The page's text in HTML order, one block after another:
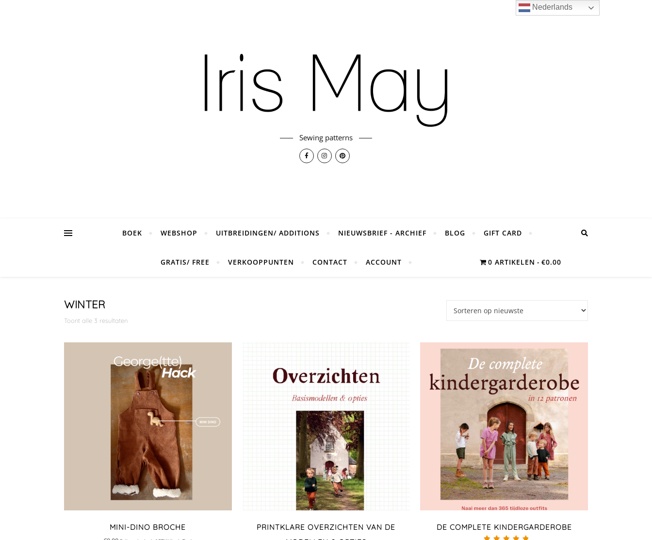
Sewing patterns
BOEK WEBSHOP UITBREIDINGEN/ ADDITIONS NIEUWSBRIEF - ARCHIEF BLOG GIFT CARD
GRATIS/ FREE VERKOOPPUNTEN CONTACT ACCOUNT 0 ARTIKELEN €0.00
WINTER
Toont alle 3 resultaten
MINI-DINO BROCHE
PRINTKLARE OVERZICHTEN VAN DE
DE COMPLETE KINDERGARDEROBE
Nederlands